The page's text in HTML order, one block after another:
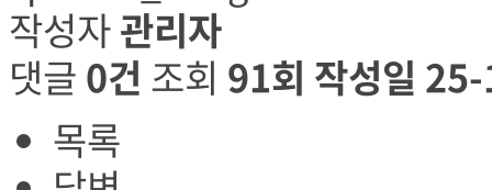
작성자관리자
댓글0건 조회 91회 작성일
목록